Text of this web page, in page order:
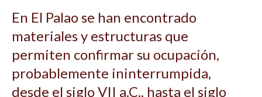
En El Palao se han encontrado
materiales y estructuras que
permiten confirmar su ocupación,
probablemente ininterrumpida,
desde el siglo VII a.C., hasta el siglo